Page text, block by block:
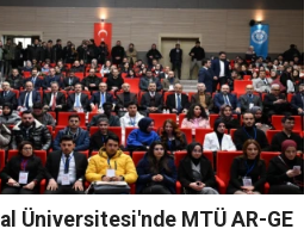
Üniversitesi'nde MTÜ AR-GE